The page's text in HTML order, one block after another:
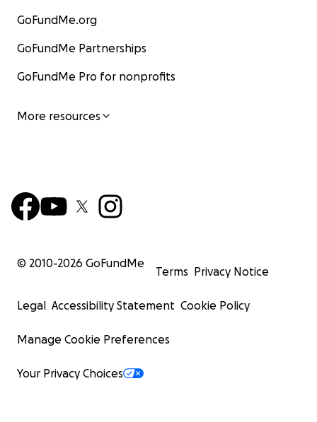
GoFundMe.org
GoFundMe Partnerships
GoFundMe Pro for nonprofits
More resources
© 2010-2026 GoFundMe
Terms Privacy Notice
Legal Accessibility Statement Cookie Policy
Manage Cookie Preferences
Your Privacy Choices